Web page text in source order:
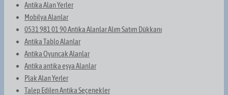
Antika Alan Yerler
Mobilya Alanlar
0531 981 01 90 Antika Alanlar Alım Satım Dükkanı
Antika Tablo Alanlar
Antika Oyuncak Alanlar
Antika antika eşya Alanlar
Plak Alan Yerler
Talep Edilen Antika Seçenekler